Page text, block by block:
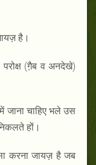
है।
(गै़ब व अनदेखे)
जाना चाहिए भले उस
हों।
करना जायज़ है जब